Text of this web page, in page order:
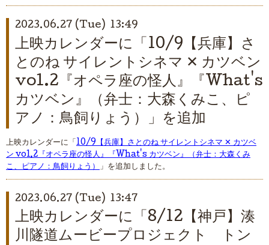
2023.06.27 (Tue) 13:49
上映カレンダーに「10/9【兵庫】さ
とのね サイレントシネマ ✕ カツベン
vol.2『オペラ座の怪人』『What's
カツベン』（弁士：大森くみこ、ピ
アノ：鳥飼りょう）」を追加
上映カレンダーに「 10/9【兵庫】さとのね サイレントシネマ ✕ カツベ
ン vol.2『オペラ座の怪人』『What's カツベン』（弁士：大森くみ
こ、ピアノ：鳥飼りょう）
」を追加しました。
2023.06.27 (Tue) 13:47
上映カレンダーに「8/12【神戸】湊
川隧道ムービープロジェクト トン